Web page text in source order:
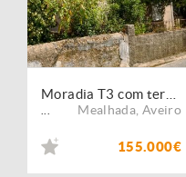
Mealhada Aveiro
155.000€